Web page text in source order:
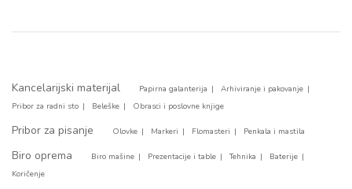
Kancelarijski materijal Papirna galanterija
Arhiviranje i pakovanje
Pribor za radni sto
Beleške Obrasci i poslovne knjige
Pribor za pisanje Olovke Markeri Flomasteri Penkala i mastila
Biro oprema Biro mašine Prezentacije i table Tehnika
Baterije
Koričenje